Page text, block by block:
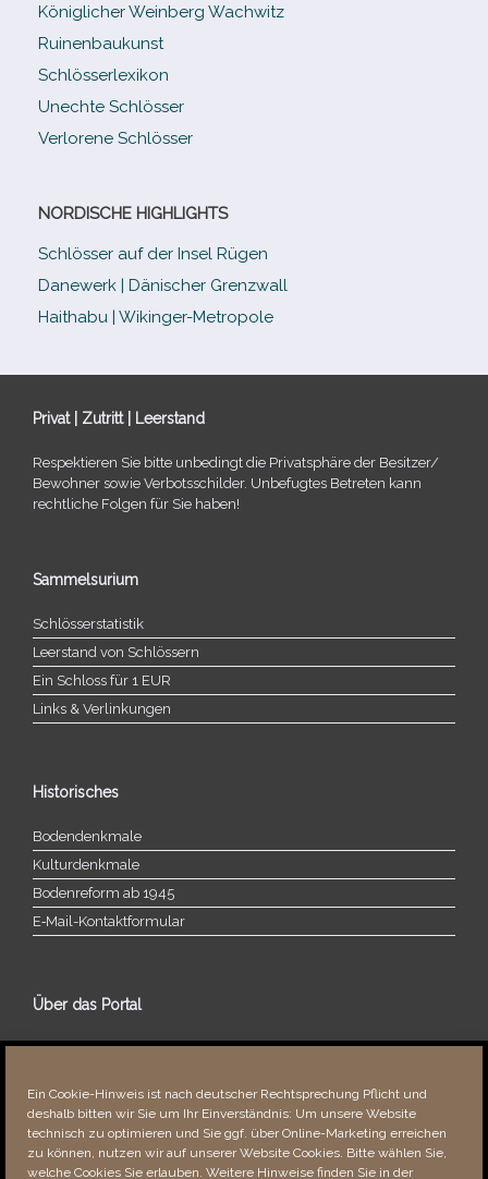
Ein Cookie-Hinweis ist nach deutscher Rechtsprechung Pflicht und
deshalb bitten wir Sie um Ihr Einverständnis: Um unsere Website
technisch zu optimieren und Sie ggf. über Online-Marketing erreichen
zu können, nutzen wir auf unserer Website Cookies. Bitte wählen Sie,
welche Cookies Sie erlauben. Weitere Hinweise finden Sie in der
Königlicher Weinberg Wachwitz
Ruinenbaukunst
Schlösserlexikon
Unechte Schlösser
Verlorene Schlösser
NORDISCHE HIGHLIGHTS
Schlösser auf der Insel Rügen
Danewerk | Dänischer Grenzwall
Haithabu | Wikinger-Metropole
Privat | Zutritt | Leerstand
Respektieren Sie bitte unbe­dingt die Privatsphäre der Besitzer/​
Bewohner sowie Verbotsschilder. Unbefugtes Betreten kann
recht­li­che Folgen für Sie haben!
Sammelsurium
Schlösserstatistik
Leerstand von Schlössern
Ein Schloss für 1 EUR
Links & Verlinkungen
Historisches
Bodendenkmale
Kulturdenkmale
Bodenreform ab 1945
E‑Mail-​​Kontaktformular
Über das Portal
Über dieses Portal
Fehler bemerkt?